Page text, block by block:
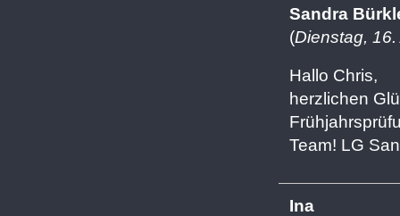
Sandra
(Dienstag,
Hallo Chris,
herzlichen
Team! LG
Ina